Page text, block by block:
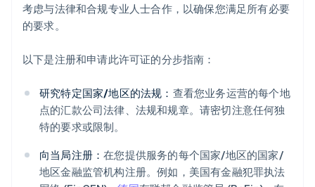
考虑与法律和合规专业人士合作，以确保您满足所有必要
的要求。
以下是注册和申请此许可证的分步指南：
研究特定国家/地区的法规： 查看您业务运营的每个地
点的汇款公司法律、法规和规章。请密切注意任何独
特的要求或限制。
向当局注册：在您提供服务的每个国家/地区的国家/
地区金融监管机构注册。例如，美国有金融犯罪执法